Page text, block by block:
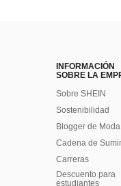
INFORMACIÓN
SOBRE LA
Sobre SHEIN
Sostenibilidad
Blogger de Moda
Cadena de
Carreras
Descuento para
estudiantes